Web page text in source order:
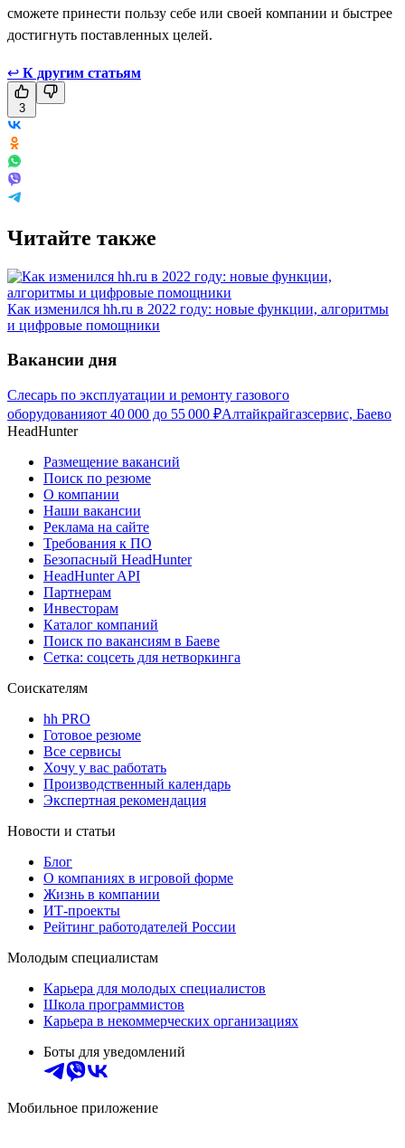
сможете принести пользу себе или своей компании и быстрее
достигнуть поставленных целей.
↩ К другим статьям
3
Читайте также
Как изменился hh.ru в 2022 году: новые функции, алгоритмы
и цифровые помощники
Вакансии дня
Слесарь по эксплуатации и ремонту газового
оборудованияот 40 000 до 55 000 ₽Алтайкрайгазсервис, Баево
HeadHunter
Размещение вакансий
Поиск по резюме
О компании
Наши вакансии
Реклама на сайте
Требования к ПО
Безопасный HeadHunter
HeadHunter API
Партнерам
Инвесторам
Каталог компаний
Поиск по вакансиям в Баеве
Сетка: соцсеть для нетворкинга
Соискателям
hh PRO
Готовое резюме
Все сервисы
Хочу у вас работать
Производственный календарь
Экспертная рекомендация
Новости и статьи
Блог
О компаниях в игровой форме
Жизнь в компании
ИТ-проекты
Рейтинг работодателей России
Молодым специалистам
Карьера для молодых специалистов
Школа программистов
Карьера в некоммерческих организациях
Боты для уведомлений
Мобильное приложение